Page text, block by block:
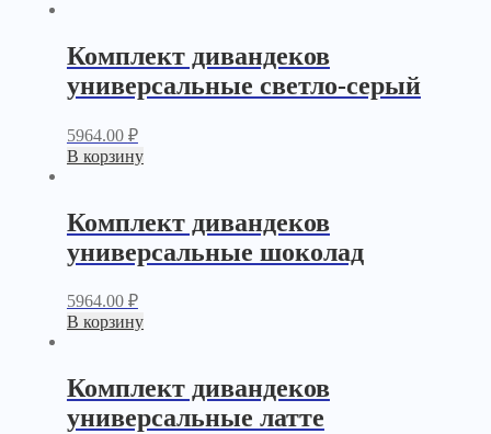
Комплект дивандеков
универсальные светло-серый
5964.00 ₽
В корзину
Комплект дивандеков
универсальные шоколад
5964.00 ₽
В корзину
Комплект дивандеков
универсальные латте